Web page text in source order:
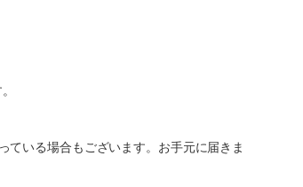
いる場合もございます。お手元に届きま